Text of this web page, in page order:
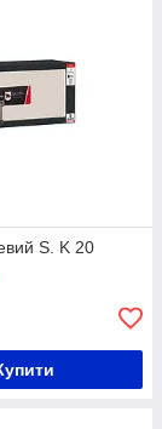
S. K 20